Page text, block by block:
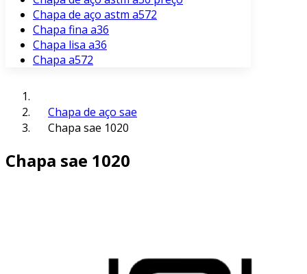
Chapa de aço astm a572
Chapa fina a36
Chapa lisa a36
Chapa a572
Chapa de aço sae
Chapa sae 1020
Chapa sae 1020